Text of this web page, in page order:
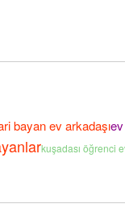
bayan ev arkadaşı
kuşadası öğrenci